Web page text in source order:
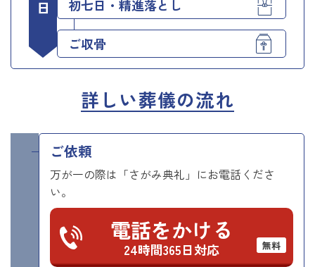
初七日・精進落とし
ご収骨
詳しい葬儀の流れ
ご依頼
万が一の際は「さがみ典礼」にお電話くださ
い。
電話をかける
24時間365日対応 無料